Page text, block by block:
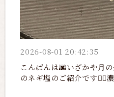
2026-08-01 20:42:35
こんばんは🌆いざかや月
のネギ塩のご紹介です💁‍♀️